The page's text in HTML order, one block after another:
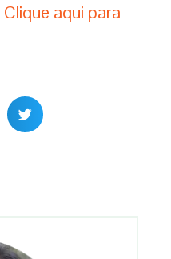
Clique aqui para